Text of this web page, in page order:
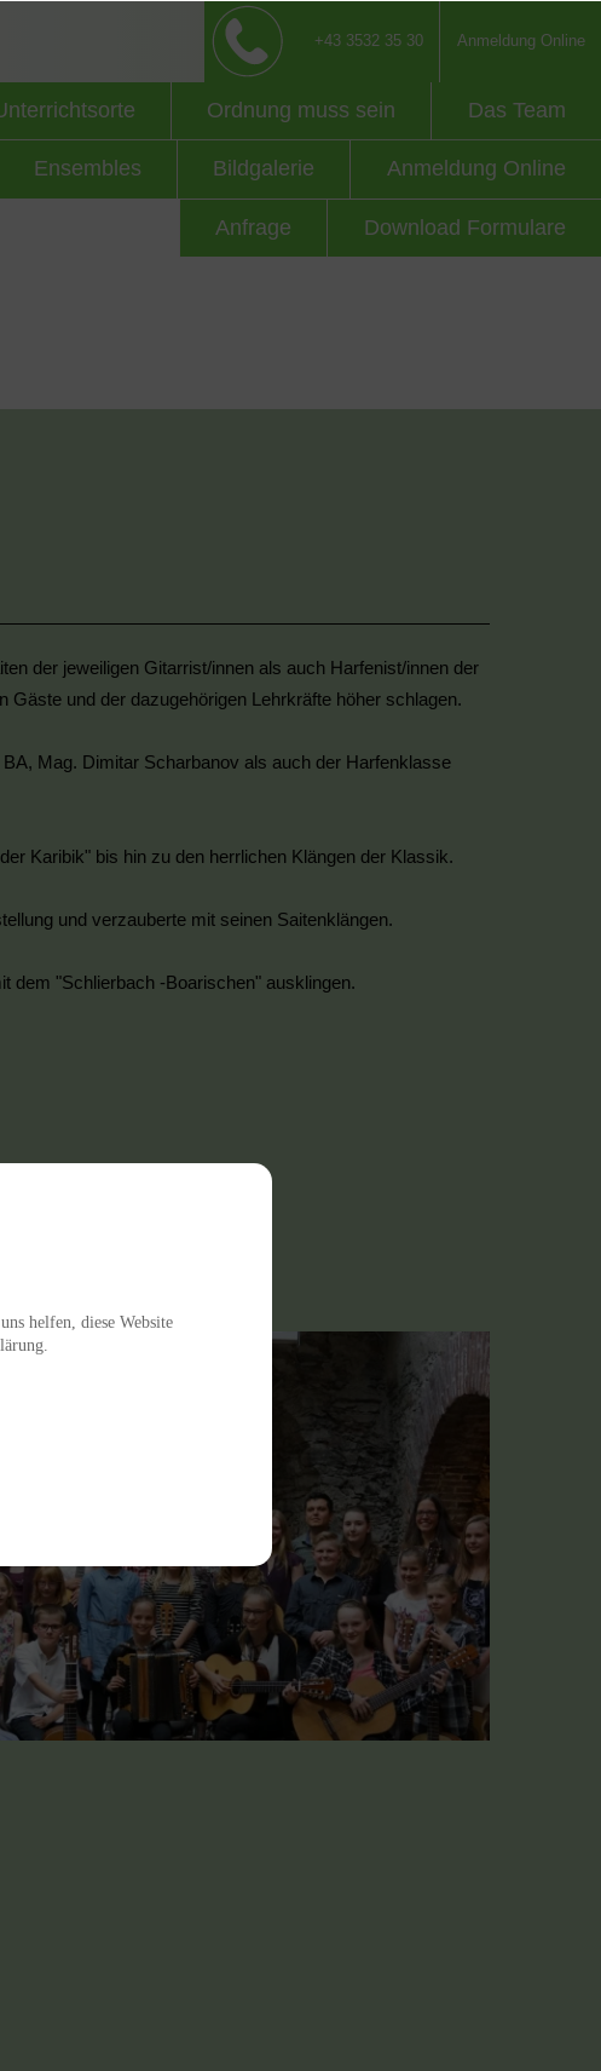
+43 3532 35 30 Anmeldung Online
Ordnung muss sein Das Team
Ensembles Bildgalerie Anmeldung Online
Anfrage Download Formulare
der jeweiligen Gitarrist/innen als auch Harfenist/innen der
und der dazugehörigen Lehrkräfte höher schlagen.
Mag. Dimitar Scharbanov als auch der Harfenklasse
Karibik" bis hin zu den herrlichen Klängen der Klassik.
und verzauberte mit seinen Saitenklängen.
dem "Schlierbach -Boarischen" ausklingen.
helfen, diese Website